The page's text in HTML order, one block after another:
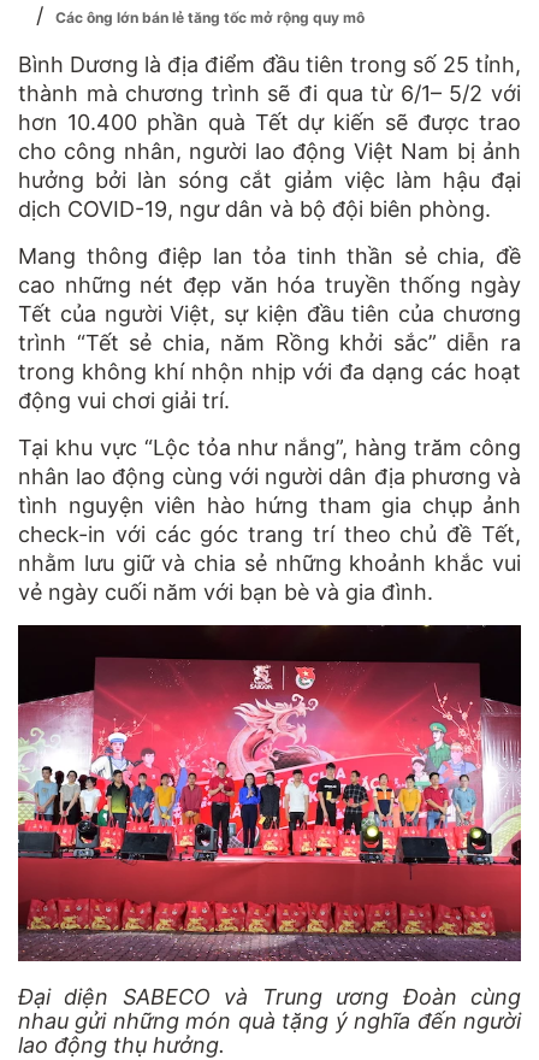
/ Các ông lớn bán lẻ tăng tốc mở rộng quy mô
Bình Dương là địa điểm đầu tiên trong số 25 tỉnh,
thành mà chương trình sẽ đi qua từ 6/1– 5/2 với
hơn 10.400 phần quà Tết dự kiến sẽ được trao
cho công nhân, người lao động Việt Nam bị ảnh
hưởng bởi làn sóng cắt giảm việc làm hậu đại
dịch COVID-19, ngư dân và bộ đội biên phòng.
Mang thông điệp lan tỏa tinh thần sẻ chia, đề
cao những nét đẹp văn hóa truyền thống ngày
Tết của người Việt, sự kiện đầu tiên của chương
trình “Tết sẻ chia, năm Rồng khởi sắc” diễn ra
trong không khí nhộn nhịp với đa dạng các hoạt
động vui chơi giải trí.
Tại khu vực “Lộc tỏa như nắng”, hàng trăm công
nhân lao động cùng với người dân địa phương và
tình nguyện viên hào hứng tham gia chụp ảnh
check-in với các góc trang trí theo chủ đề Tết,
nhằm lưu giữ và chia sẻ những khoảnh khắc vui
vẻ ngày cuối năm với bạn bè và gia đình.
Đại diện SABECO và Trung ương Đoàn cùng
nhau gửi những món quà tặng ý nghĩa đến người
lao động thụ hưởng.